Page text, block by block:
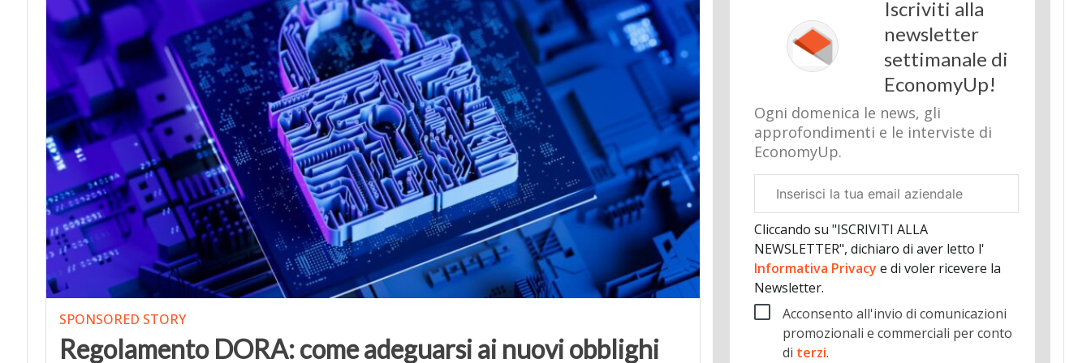
SPONSORED STORY
Regolamento DORA: come adeguarsi ai nuovi obblighi
Iscriviti alla
newsletter
settimanale di
EconomyUp!
Ogni domenica le news, gli
approfondimenti e le interviste di
EconomyUp.
aziendale
Cliccando su "ISCRIVITI ALLA
NEWSLETTER", dichiaro di aver letto l'
Informativa Privacy e di voler ricevere la
Newsletter.
Acconsento all'invio di comunicazioni
promozionali e commerciali per conto
di terzi.